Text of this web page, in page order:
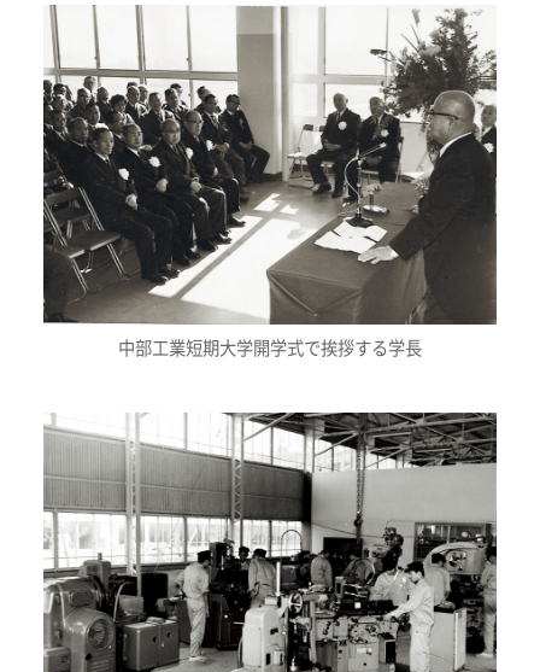
中部工業短期大学開学式で挨拶する学長